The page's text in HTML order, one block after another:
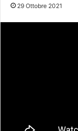
29 Ottobre 2021